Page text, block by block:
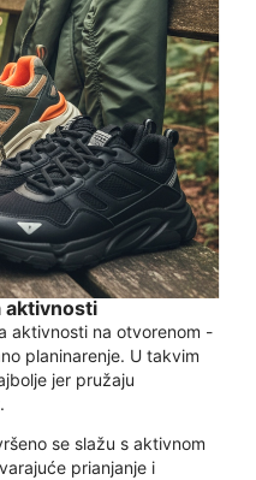
aktivnosti
aktivnosti na otvorenom -
planinarenje. U takvim
jer pružaju
se slažu s aktivnom
prianjanje i